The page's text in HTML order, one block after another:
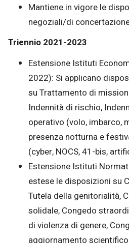
Mantiene in vigore le
negoziali/di
Triennio 2021-2023
Estensione Istituti
2022): Si applicano
su Trattamento di
Indennità di rischio,
operativo (volo, imbarco,
presenza notturna e
(cyber, NOCS, 41-bis,
Estensione Istituti
estese le disposizioni su
Tutela della genitorialità,
solidale, Congedo
di violenza di genere,
aggiornamento